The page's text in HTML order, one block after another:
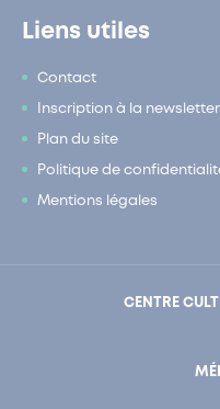
Liens utiles
Contact
Inscription à la newsletter
Plan du site
Politique de
Mentions légales
CENTRE